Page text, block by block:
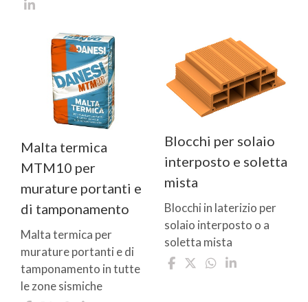
Malta termica
MTM10 per
murature portanti e
di tamponamento
Malta termica per
murature portanti e di
tamponamento in tutte
le zone sismiche
Blocchi per solaio
interposto e soletta
mista
Blocchi in laterizio per
solaio interposto o a
soletta mista